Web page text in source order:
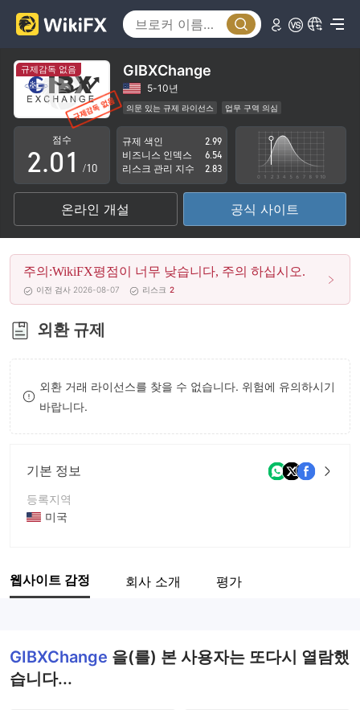
규제감독 없음 GIBXChange
5-10년
의문 있는 규제 라이선스
업무 구역 의심
잠재적 위험성이 높음
점수
0
1
2
3
4
5
6
7
8
9
.0
1
2
3
4
5
6
7
8
0
1
2
3
4
5
6
7
8
9
/10
규제 색인
2.99
비즈니스 인덱스
6.54
리스크 관리 지수
2.83
온라인 개설 공식 사이트
주의:WikiFX평점이 너무 낮습니다, 주의 하십시오.
이전 검사 2026-08-07 리스크 2
외환 규제
외환 거래 라이선스를 찾을 수 없습니다. 위험에 유의하시기
바랍니다.
기본 정보
등록지역
미국
회사 전체 이름
웹사이트 감정 회사 소개 평가
GIBXChange 을(를) 본 사용자는 또다시 열람했
습니다...